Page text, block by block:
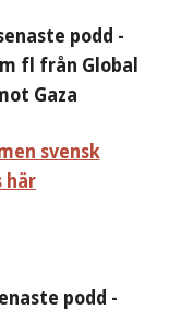
podd -
fl från Global
Gaza
svensk
här
podd -